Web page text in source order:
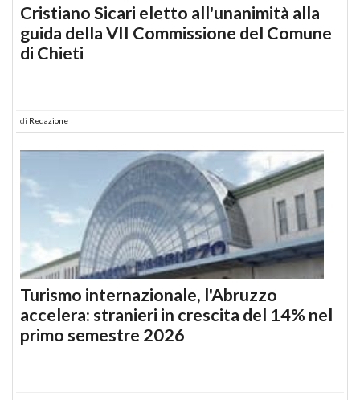
Cristiano Sicari eletto all'unanimità alla
guida della VII Commissione del Comune
di Chieti
di Redazione
Turismo internazionale, l'Abruzzo
accelera: stranieri in crescita del 14% nel
primo semestre 2026